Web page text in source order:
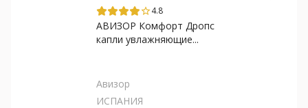
star_border4.8
АВИЗОР Комфорт Дропс
капли увлажняющие...
Авизор
ИСПАНИЯ